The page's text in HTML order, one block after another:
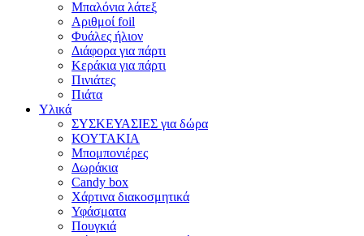
Μπαλόνια λάτεξ
Αριθμοί foil
Φυάλες ήλιον
Διάφορα για πάρτι
Κεράκια για πάρτι
Πινιάτες
Πιάτα
Υλικά
ΣΥΣΚΕΥΑΣΙΕΣ για δώρα
ΚΟΥΤΑΚΙΑ
Μπομπονιέρες
Δωράκια
Candy box
Χάρτινα διακοσμητικά
Υφάσματα
Πουγκιά